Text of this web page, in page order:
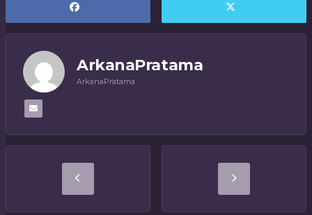
ArkanaPratama
ArkanaPratama